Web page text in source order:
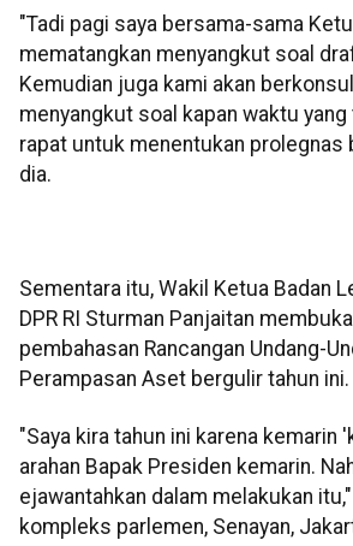
"Tadi pagi saya bersama-sama
mematangkan menyangkut soal
Kemudian juga kami akan
menyangkut soal kapan waktu
rapat untuk menentukan prolegnas
dia.
Sementara itu, Wakil Ketua Badan
DPR RI Sturman Panjaitan
pembahasan Rancangan Undang-
Perampasan Aset bergulir tahun ini.
"Saya kira tahun ini karena kemarin
arahan Bapak Presiden kemarin.
ejawantahkan dalam melakukan
kompleks parlemen, Senayan,